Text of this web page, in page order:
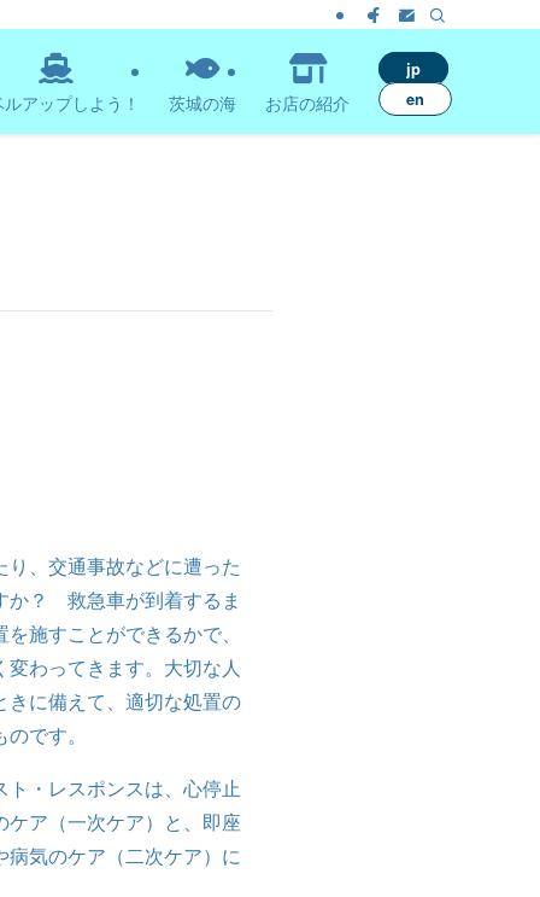
アップしよう！ 茨城の海 お店の紹介
jp
en
、交通事故などに遭った
か？ 救急車が到着するま
施すことができるかで、
わってきます。大切な人
に備えて、適切な処置の
です。
・レスポンスは、心停止
ア（一次ケア）と、即座
気のケア（二次ケア）に